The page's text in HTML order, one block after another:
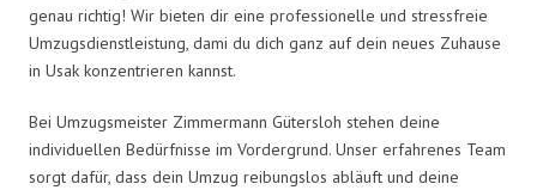
genau richtig! Wir bieten dir eine professionelle und stressfreie
Umzugsdienstleistung, dami du dich ganz auf dein neues Zuhause
in Usak konzentrieren kannst.
Bei Umzugsmeister Zimmermann Gütersloh stehen deine
individuellen Bedürfnisse im Vordergrund. Unser erfahrenes Team
sorgt dafür, dass dein Umzug reibungslos abläuft und deine